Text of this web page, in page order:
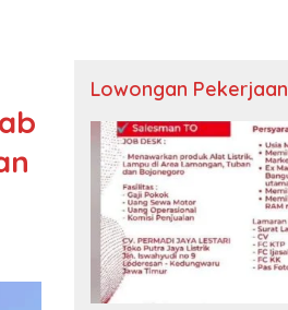
Lowongan Pekerjaan